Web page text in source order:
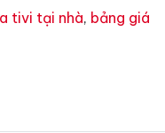
tivi tại nhà, bảng giá